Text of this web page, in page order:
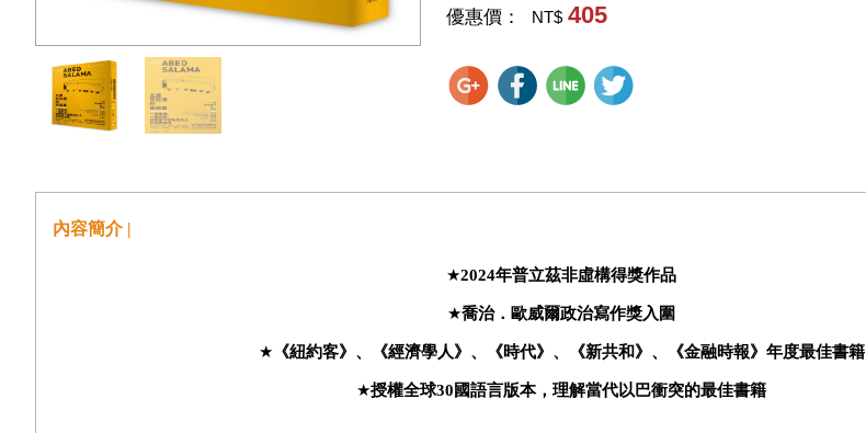
優惠價： NT$ 405
內容簡介 |
★2024年普立茲非虛構得獎作品
★喬治．歐威爾政治寫作獎入圍
★ 《紐約客》、《經濟學人》、《時代》、《新共和》、《金融時報》年度最佳書籍
★授權全球30國語言版本，理解當代以巴衝突的最佳書籍